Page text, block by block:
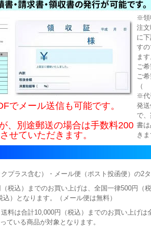
でメール送信も可能です。
、別途郵送の場合は手数料200
せていただきます。
※領
注
に
す
ます
ご
ご
※代
発
で
書
きま
プラス含む）・メール便（ポスト投函便）の2タ
込）までのお買い上げは、全国一律500円（
）となります。（メール便は無料）
は合計10,000円（税込）までのお買い上げは
ている商品が対象となります。